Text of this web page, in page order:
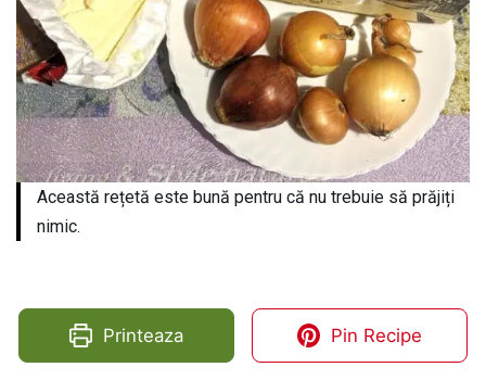
Această rețetă este bună pentru că nu trebuie să prăjiți
nimic.
Printeaza Pin Recipe